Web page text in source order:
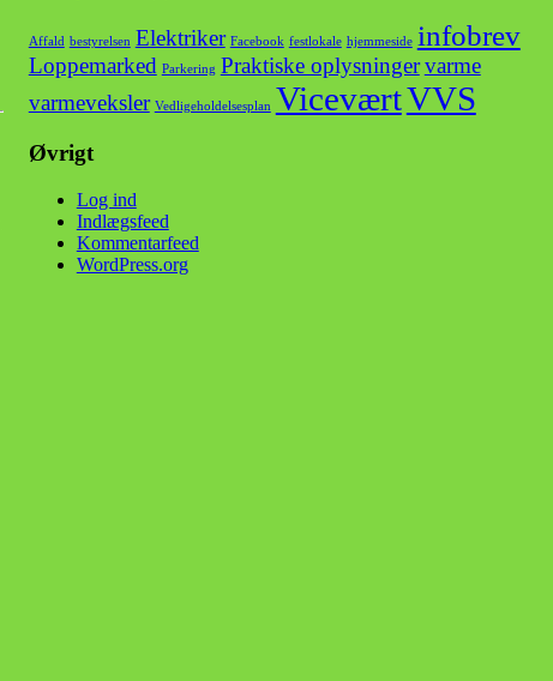
Affald bestyrelsen Elektriker Facebook festlokale hjemmeside infobrev
Loppemarked Parkering Praktiske oplysninger varme
varmeveksler Vedligeholdelsesplan ViceværtVVS
Øvrigt
Log ind
Indlægsfeed
Kommentarfeed
WordPress.org